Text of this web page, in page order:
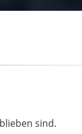
sind.